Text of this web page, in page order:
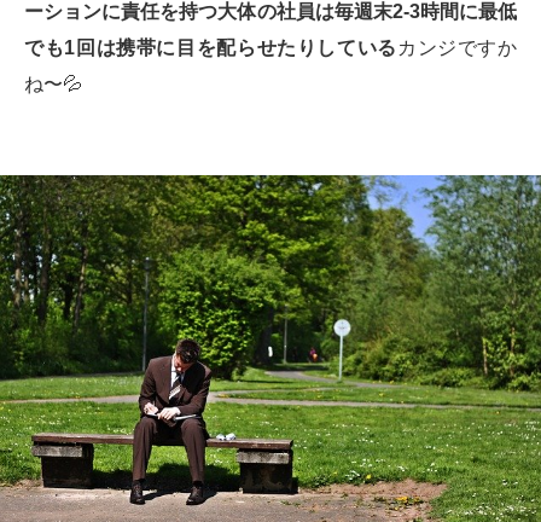
ーションに責任を持つ大体の社員は毎週末2-3時間に最低
でも1 回は携帯に目を配らせたりしている カンジですか
ね〜💦